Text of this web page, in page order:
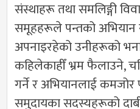
संस्थाहरू तथा समलिङ्गी
समूहहरूले पन्तको अभियान
अपनाइरहेको उनीहरूको
कहिलेकाहीँ भ्रम फैलाउने,
गर्ने र अभियानलाई कमजोर
समुदायका सदस्यहरूको